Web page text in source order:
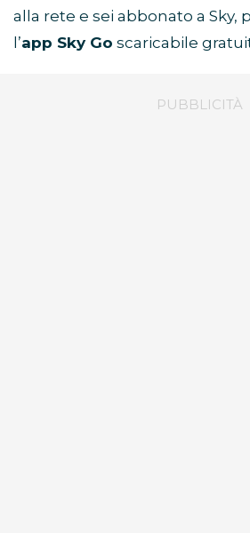
alla rete e sei abbonato a Sky,
l’app Sky Go scaricabile